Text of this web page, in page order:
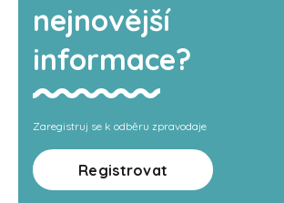
nejnovější
informace?
Zaregistruj se k odběru zpravodaje
Registrovat